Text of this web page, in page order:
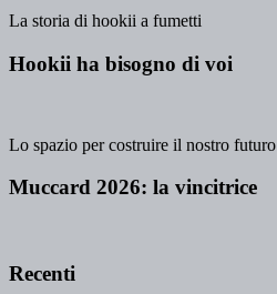
La storia di hookii a fumetti
Hookii ha bisogno di voi
Lo spazio per costruire il nostro futuro
Muccard 2026: la vincitrice
Recenti